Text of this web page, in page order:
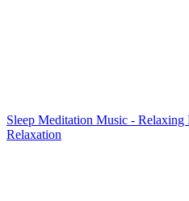
Sleep Meditation Music -
Relaxation